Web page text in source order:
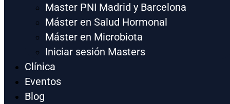
Master PNI Madrid y Barcelona
Máster en Salud Hormonal
Máster en Microbiota
Iniciar sesión Masters
Clínica
Eventos
Blog